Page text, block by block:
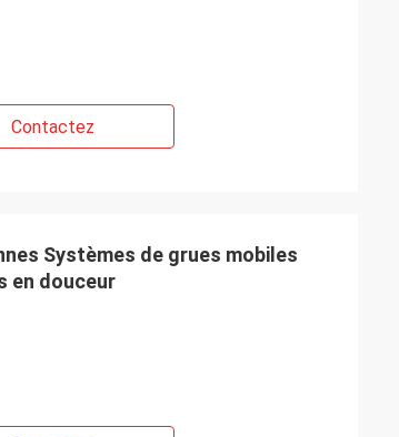
Contactez
Systèmes de grues mobiles
en douceur